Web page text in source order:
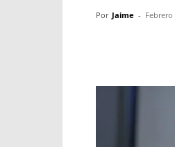
Por Jaime - Febrero